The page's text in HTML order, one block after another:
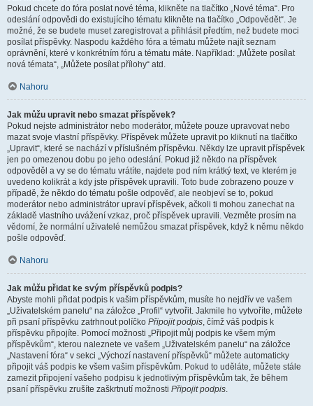
Pokud chcete do fóra poslat nové téma, klikněte na tlačítko „Nové téma“. Pro
odeslání odpovědi do existujícího tématu klikněte na tlačítko „Odpovědět“. Je
možné, že se budete muset zaregistrovat a přihlásit předtím, než budete moci
posílat příspěvky. Naspodu každého fóra a tématu můžete najít seznam
oprávnění, které v konkrétním fóru a tématu máte. Například: „Můžete posílat
nová témata“, „Můžete posílat přílohy“ atd.
Nahoru
Jak můžu upravit nebo smazat příspěvek?
Pokud nejste administrátor nebo moderátor, můžete pouze upravovat nebo
mazat svoje vlastní příspěvky. Příspěvek můžete upravit po kliknutí na tlačítko
„Upravit“, které se nachází v příslušném příspěvku. Někdy lze upravit příspěvek
jen po omezenou dobu po jeho odeslání. Pokud již někdo na příspěvek
odpověděl a vy se do tématu vrátíte, najdete pod ním krátký text, ve kterém je
uvedeno kolikrát a kdy jste příspěvek upravili. Toto bude zobrazeno pouze v
případě, že někdo do tématu pošle odpověď, ale neobjeví se to, pokud
moderátor nebo administrátor upraví příspěvek, ačkoli ti mohou zanechat na
základě vlastního uvážení vzkaz, proč příspěvek upravili. Vezměte prosím na
vědomí, že normální uživatelé nemůžou smazat příspěvek, když k němu někdo
pošle odpověď.
Nahoru
Jak můžu přidat ke svým příspěvků podpis?
Abyste mohli přidat podpis k vašim příspěvkům, musíte ho nejdřív ve vašem
„Uživatelském panelu“ na záložce „Profil“ vytvořit. Jakmile ho vytvoříte, můžete
při psaní příspěvku zatrhnout políčko Připojit podpis, čímž váš podpis k
příspěvku připojíte. Pomocí možnosti „Připojit můj podpis ke všem mým
příspěvkům“, kterou naleznete ve vašem „Uživatelském panelu“ na záložce
„Nastavení fóra“ v sekci „Výchozí nastavení příspěvků“ můžete automaticky
připojit váš podpis ke všem vašim příspěvkům. Pokud to uděláte, můžete stále
zamezit připojení vašeho podpisu k jednotlivým příspěvkům tak, že během
psaní příspěvku zrušíte zaškrtnutí možnosti Připojit podpis.